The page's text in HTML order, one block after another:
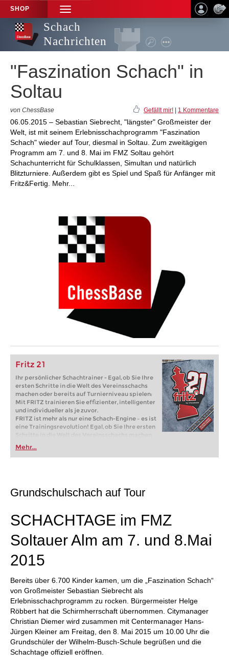
SHOP
TOGGLE
NAVIGATION
Schach
Nachrichten
"Faszination Schach" in
Soltau
von ChessBase Gefällt mir! 1 Kommentare
06.05.2015 – Sebastian Siebrecht, "längster" Großmeister der
Welt, ist mit seinem Erlebnisschachprogramm "Faszination
Schach" wieder auf Tour, diesmal in Soltau. Zum zweitägigen
Programm am 7. und 8. Mai im FMZ Soltau gehört
Schachunterricht für Schulklassen, Simultan und natürlich
Blitzturniere. Außerdem gibt es Spiel und Spaß für Anfänger mit
Fritz&Fertig. Mehr...
Fritz 21
Ihr persönlicher Schachtrainer - Egal, ob Sie Ihre
ersten Schritte in die Welt des Vereinsschachs
machen oder bereits auf Turnierniveau spielen:
Mit FRITZ trainieren Sie effizienter, intelligenter
und individueller als je zuvor.
FRITZ ist mehr als nur eine Schach-Engine – es ist
eine Trainingsrevolution! Egal, ob Sie Ihre ersten
Schritte in die Welt des Vereinsschachs machen
oder bereits auf Turnierniveau spielen: Mit
FRITZ trainieren Sie effizienter, intelligenter und
individueller als je zuvor.
Mehr...
Grundschulschach auf Tour
SCHACHTAGE im FMZ
Soltauer Alm am 7. und 8.Mai
2015
Bereits über 6.700 Kinder kamen, um die „Faszination Schach“
von Großmeister Sebastian Siebrecht als
Erlebnisschachprogramm zu rocken. Bürgermeister Helge
Röbbert hat die Schirmherrschaft übernommen. Citymanager
Christian Diemer wird zusammen mit Centermanager Hans-
Jürgen Kleiner am Freitag, den 8. Mai 2015 um 10.00 Uhr die
Grundschüler der Wilhelm-Busch-Schule begrüßen und die
Schachtage offiziell eröffnen.